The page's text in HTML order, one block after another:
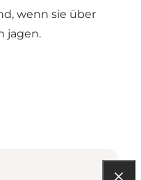
wenn sie über
jagen.